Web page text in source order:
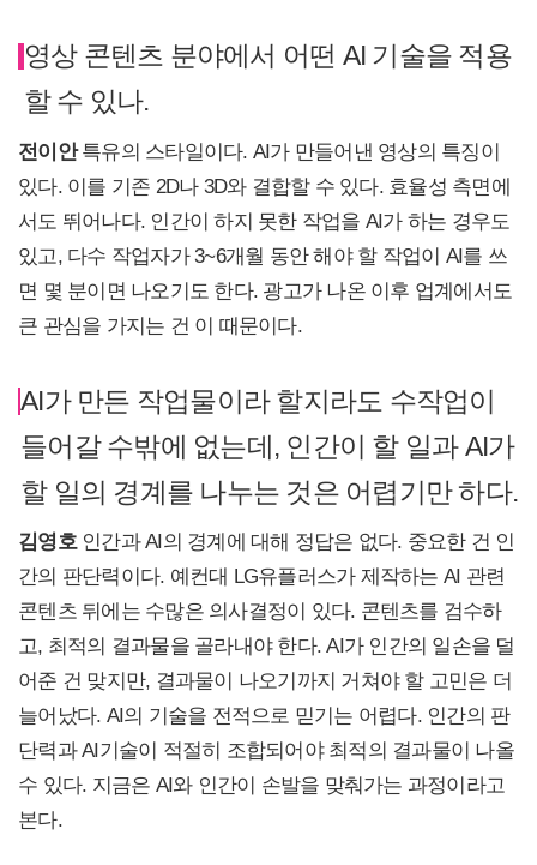
영상 콘텐츠 분야에서 어떤 AI 기술을 적용
할 수 있나.
전이안특유의 스타일이다. AI가 만들어낸 영상의 특징이
있다. 이를 기존 2D나 3D와 결합할 수 있다. 효율성 측면에
서도 뛰어나다. 인간이 하지 못한 작업을 AI가 하는 경우도
있고, 다수 작업자가 3~6개월 동안 해야 할 작업이 AI를 쓰
면 몇 분이면 나오기도 한다. 광고가 나온 이후 업계에서도
큰 관심을 가지는 건 이 때문이다.
AI가 만든 작업물이라 할지라도 수작업이
들어갈 수밖에 없는데, 인간이 할 일과 AI가
할 일의 경계를 나누는 것은 어렵기만 하다.
김영호인간과 AI의 경계에 대해 정답은 없다. 중요한 건 인
간의 판단력이다. 예컨대 LG유플러스가 제작하는 AI 관련
콘텐츠 뒤에는 수많은 의사결정이 있다. 콘텐츠를 검수하
고, 최적의 결과물을 골라내야 한다. AI가 인간의 일손을 덜
어준 건 맞지만, 결과물이 나오기까지 거쳐야 할 고민은 더
늘어났다. AI의 기술을 전적으로 믿기는 어렵다. 인간의 판
단력과 AI기술이 적절히 조합되어야 최적의 결과물이 나올
수 있다. 지금은 AI와 인간이 손발을 맞춰가는 과정이라고
본다.